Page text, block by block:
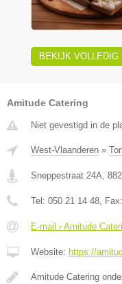
BEKIJK VOLLEDIG
Amitude Catering
Niet gevestigd in de
West-Vlaanderen »
Sneppestraat 24A,
Tel: 050 21 14 48, Fax:
E-mail › Amitude
Website: https://
Amitude Catering